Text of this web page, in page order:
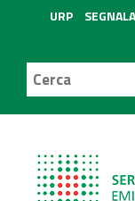
URP SEGNALA